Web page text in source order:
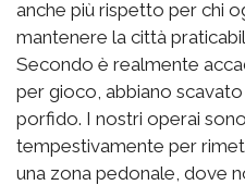
anche più rispetto per chi
mantenere la città
Secondo è realmente
per gioco, abbiano
porfido. I nostri operai
tempestivamente per
una zona pedonale, dove